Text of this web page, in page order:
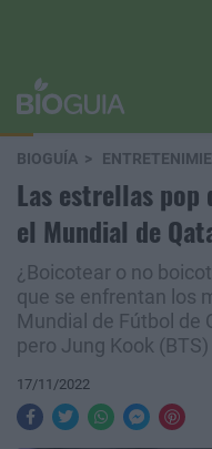
BIOGUÍA
Las estrellas
el Mundial de
¿Boicotear o no
que se enfrentan los
Mundial de Fútbol de
pero Jung Kook
17/11/2022